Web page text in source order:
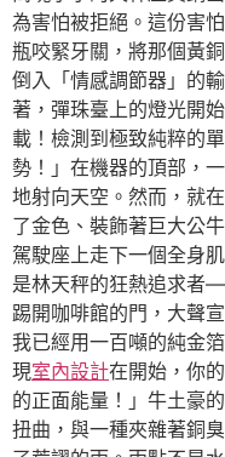
為害怕被拒絕。這份害
瓶咬緊牙關，將那個黃
倒入「情感調節器」的
著，彈珠臺上的燈光開
載！檢測到極致純粹的
勢！」在機器的頂部，
地射向天空。然而，就
了金色、裝飾著巨大公
駕駛座上走下一個全身
是林天秤的狂熱追求者
踢開咖啡館的門，大聲
我已經用一百噸的純金
現室內設計在開始，你
的正面能量！」牛土豪
扭曲，與一種夾雜著銅